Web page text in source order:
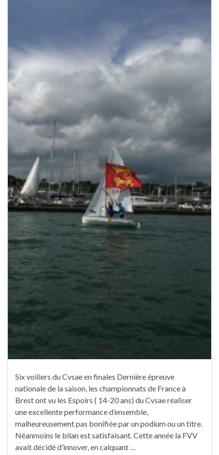
Six voiliers du Cvsae en finales Dernière épreuve
nationale de la saison, les championnats de France à
Brest ont vu les Espoirs ( 14-20 ans) du Cvsae réaliser
une excellente performance d’ensemble,
malheureusement pas bonifiée par un podium ou un titre.
Néanmoins le bilan est satisfaisant. Cette année la FVV
avait décidé d’innover, en calquant …